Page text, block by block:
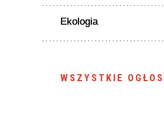
Ekologia
WSZYSTKIE